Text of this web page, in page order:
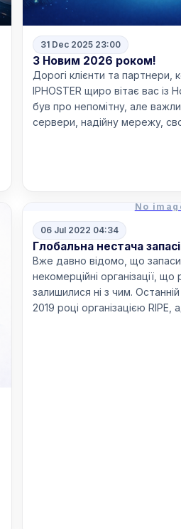
31 Dec 2025 23:00
З Новим 2026 роком!
Дорогі клієнти та партнери,
IPHOSTER щиро вітає вас із
був про непомітну, але
сервери, надійну мережу,
No
06 Jul 2022 04:34
Глобальна нестача
Вже давно відомо, що запаси
некомерційні організації,
залишилися ні з чим.
2019 році організацією RIPE,